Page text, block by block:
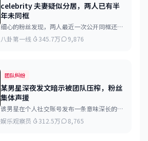
celebrity 夫妻疑似分居，两人已有半
年未同框
细心的粉丝发现，两人最近一次公开同框还是
在去年某活动红毯...
八卦第一线 345.7万 9,876
团队纠纷
某男星深夜发文暗示被团队压榨，粉丝
集体声援
该男星在个人社交账号发布一条意味深长的文
字，配图为深夜工作室的照片...
娱乐观察员 312.5万 8,765